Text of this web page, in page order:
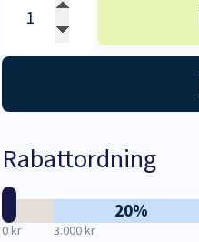
cm
festemidler
Rabattordning
0 kr
20%
3.000 kr